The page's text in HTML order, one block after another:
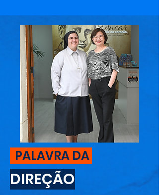
PALAVRA DA
DIREÇÃO